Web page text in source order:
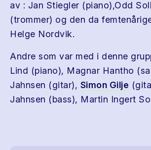
av : Jan Stiegler (piano),Odd
(trommer) og den da
Helge Nordvik.
Andre som var med i denne
Lind (piano), Magnar Hantho
Jahnsen (gitar), Simon Gilje
Jahnsen (bass), Martin Ingert